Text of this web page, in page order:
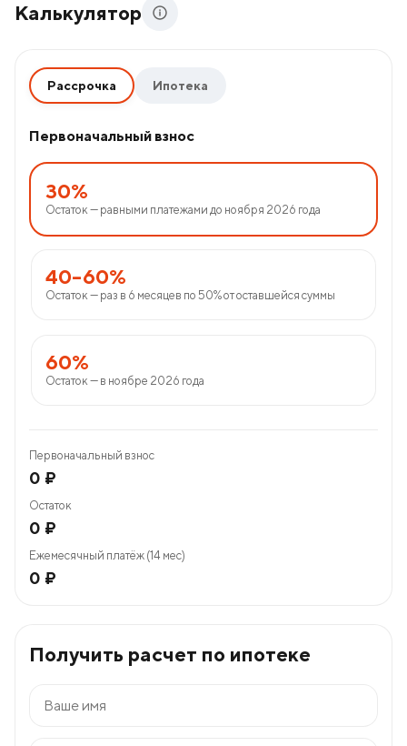
Калькулятор
Рассрочка Ипотека
Первоначальный взнос
30%
Остаток — равными платежами до ноября 2026 года
40–60%
Остаток — раз в 6 месяцев по 50% от оставшейся суммы
60%
Остаток — в ноябре 2026 года
Первоначальный взнос
0 ₽
Остаток
0 ₽
Ежемесячный платёж (14 мес)
0 ₽
Получить расчет по ипотеке